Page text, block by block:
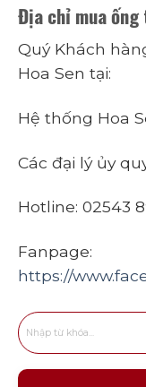
Địa chỉ mua ống
Quý Khách
Hoa Sen tại:
Hệ thống Hoa
Các đại lý ủy
Hotline: 02543
Fanpage:
https://